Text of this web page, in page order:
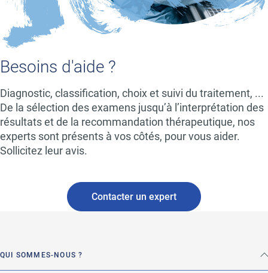
Besoins d'aide ?
Diagnostic, classification, choix et suivi du traitement, ...
De la sélection des examens jusqu’à l’interprétation des
résultats et de la recommandation thérapeutique, nos
experts sont présents à vos côtés, pour vous aider.
Sollicitez leur avis.
Contacter un expert
QUI SOMMES-NOUS ?